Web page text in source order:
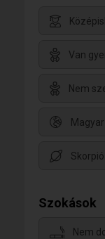
Van
Nem
Szokások
Nem